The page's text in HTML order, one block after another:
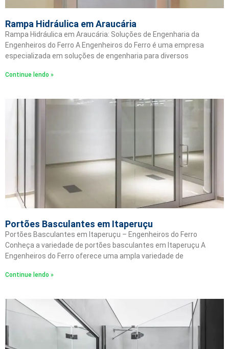
Rampa Hidráulica em Araucária
Rampa Hidráulica em Araucária: Soluções de Engenharia da
Engenheiros do Ferro A Engenheiros do Ferro é uma empresa
especializada em soluções de engenharia para diversos
Continue lendo »
Portões Basculantes em Itaperuçu
Portões Basculantes em Itaperuçu – Engenheiros do Ferro
Conheça a variedade de portões basculantes em Itaperuçu A
Engenheiros do Ferro oferece uma ampla variedade de
Continue lendo »